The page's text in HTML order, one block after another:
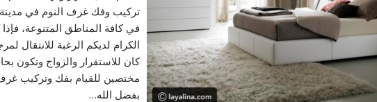
تركيب وفك غرف النوم في
في كافة المناطق المتنوعة، فإذا
الكرام لديكم الرغبة للانتقال
كان للاستقرار والزواج وتكون
مختصين للقيام بفك وتركيب
بفضل الله…